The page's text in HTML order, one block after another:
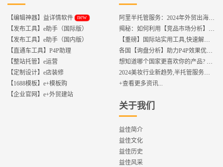
【编辑神器】益详情软件 new
【发布工具】e助手（国际版）
【发布工具】e助手（国内版）
【直通车工具】P4P助理
【整站托管】e运营
【定制设计】e店装修
【1688模板】e+模板购
【企业官网】e+外贸建站
阿里半托管服务：2024年外贸出海热潮的主旋律
揭秘：如何利用【竞品市场分析】优化店铺流量？
【重磅】国际站实用工具,快速解决运营中的5大琐事，一键提升运营效率!
各国【询盘分析】助力P4P效果优化,提升ROI!
想知道哪个国家更喜欢你的产品? 来这找到答案!
2024美妆行业新趋势,半托管服务抢占流量红利
+查看更多资讯...
关于我们
益佳简介
益佳文化
益佳历史
益佳风采